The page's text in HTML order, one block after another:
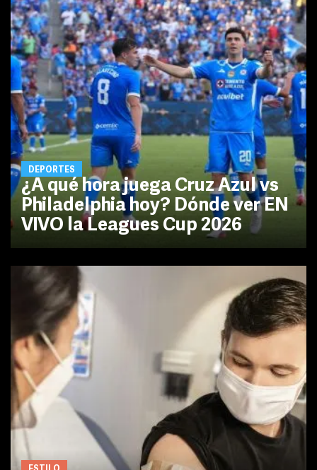
DEPORTES
¿A qué hora juega Cruz Azul vs
Philadelphia hoy? Dónde ver EN
VIVO la Leagues Cup 2026